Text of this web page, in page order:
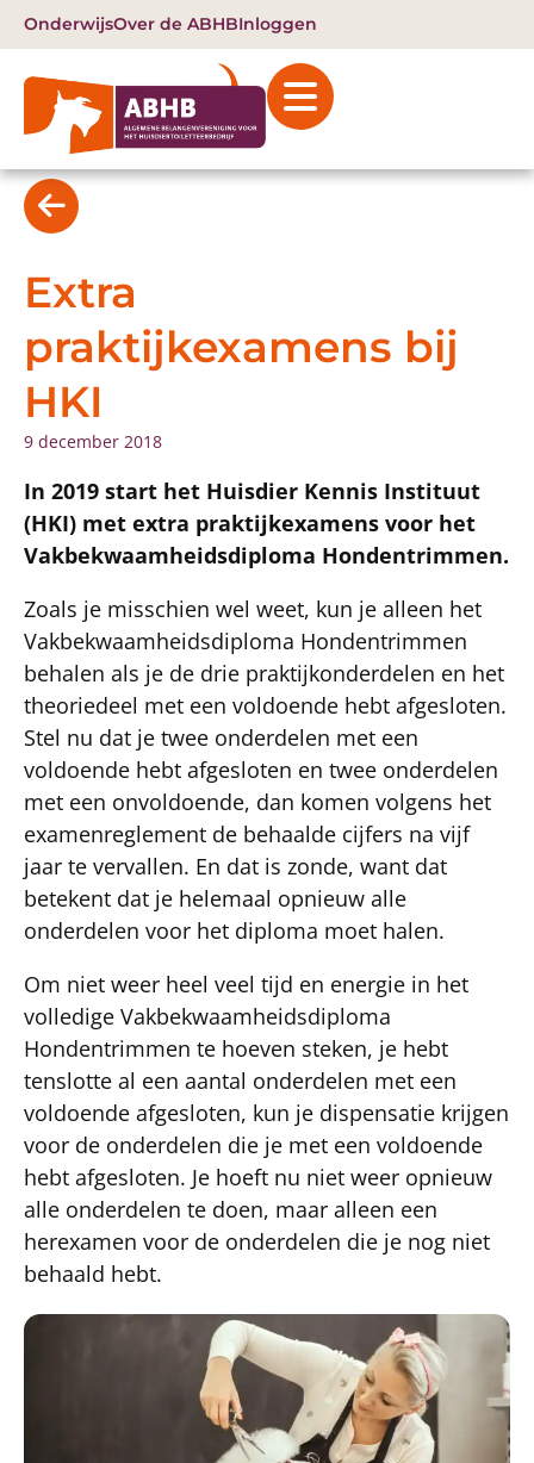
OnderwijsOver de ABHBInloggen
Extra
praktijkexamens bij
HKI
9 december 2018
In 2019 start het Huisdier Kennis Instituut
(HKI) met extra praktijkexamens voor het
Vakbekwaamheidsdiploma Hondentrimmen.
Zoals je misschien wel weet, kun je alleen het
Vakbekwaamheidsdiploma Hondentrimmen
behalen als je de drie praktijkonderdelen en het
theoriedeel met een voldoende hebt afgesloten.
Stel nu dat je twee onderdelen met een
voldoende hebt afgesloten en twee onderdelen
met een onvoldoende, dan komen volgens het
examenreglement de behaalde cijfers na vijf
jaar te vervallen. En dat is zonde, want dat
betekent dat je helemaal opnieuw alle
onderdelen voor het diploma moet halen.
Om niet weer heel veel tijd en energie in het
volledige Vakbekwaamheidsdiploma
Hondentrimmen te hoeven steken, je hebt
tenslotte al een aantal onderdelen met een
voldoende afgesloten, kun je dispensatie krijgen
voor de onderdelen die je met een voldoende
hebt afgesloten. Je hoeft nu niet weer opnieuw
alle onderdelen te doen, maar alleen een
herexamen voor de onderdelen die je nog niet
behaald hebt.